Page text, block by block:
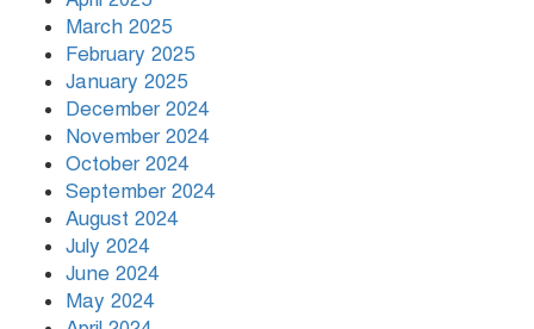
March 2025
February 2025
January 2025
December 2024
November 2024
October 2024
September 2024
August 2024
July 2024
June 2024
May 2024